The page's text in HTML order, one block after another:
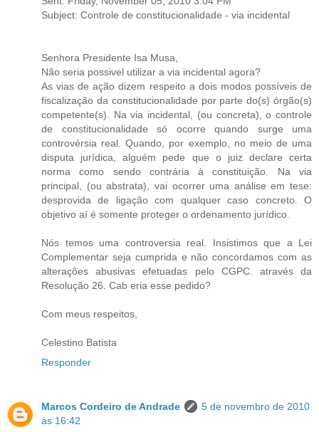
Subject: Controle de constitucionalidade - via incidental
Senhora Presidente Isa Musa,
Não seria possivel utilizar a via incidental agora?
As vias de ação dizem respeito a dois modos possíveis de
fiscalização da constitucionalidade por parte do(s) órgão(s)
competente(s). Na via incidental, (ou concreta), o controle
de constitucionalidade só ocorre quando surge uma
controvérsia real. Quando, por exemplo, no meio de uma
disputa jurídica, alguém pede que o juiz declare certa
norma como sendo contrária à constituição. Na via
principal, (ou abstrata), vai ocorrer uma análise em tese:
desprovida de ligação com qualquer caso concreto. O
objetivo aí é somente proteger o ordenamento jurídico.
Nós temos uma controversia real. Insistimos que a Lei
Complementar seja cumprida e não concordamos com as
alterações abusivas efetuadas pelo CGPC. através da
Resolução 26. Cab eria esse pedido?
Com meus respeitos,
Celestino Batista
Responder
Marcos Cordeiro de Andrade
5 de novembro de 2010
às 16:42